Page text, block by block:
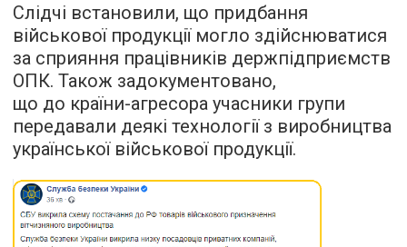
Слідчі встановили, що придбання
військової продукції могло здійснюватися
за сприяння працівників держпідприємств
ОПК. Також задокументовано,
що до країни-агресора учасники групи
передавали деякі технології з виробництва
української військової продукції.